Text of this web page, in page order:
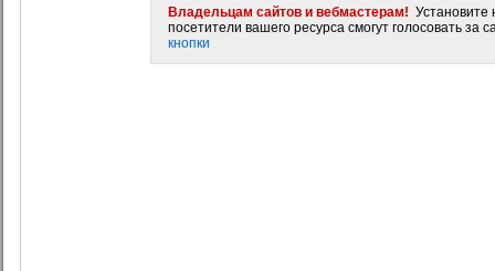
Владельцам сайтов и вебмастерам! Установите
посетители вашего ресурса смогут голосовать за
кнопки